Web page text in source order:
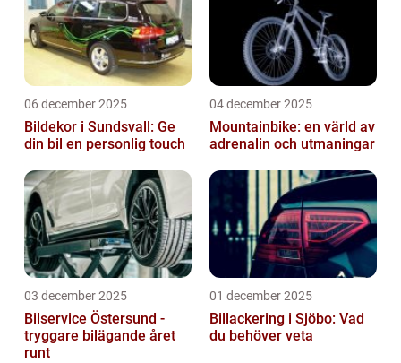
06 december 2025
Bildekor i Sundsvall: Ge
din bil en personlig touch
04 december 2025
Mountainbike: en värld av
adrenalin och utmaningar
03 december 2025
Bilservice Östersund -
tryggare bilägande året
runt
01 december 2025
Billackering i Sjöbo: Vad
du behöver veta